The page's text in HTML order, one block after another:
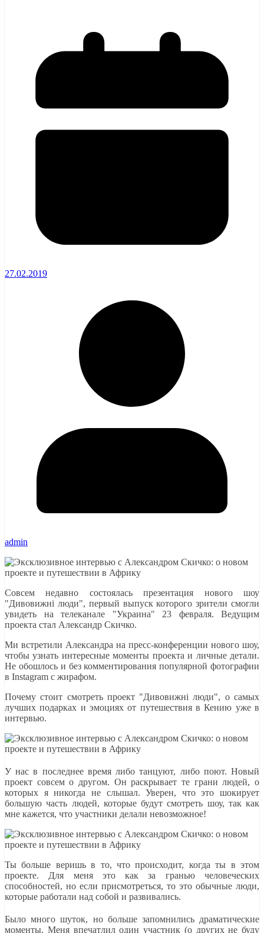
27.02.2019
admin
Совсем недавно состоялась презентация нового шоу
"Дивовижні люди", первый выпуск которого зрители смогли
увидеть на телеканале "Украина" 23 февраля. Ведущим
проекта стал Александр Скичко.
Ми встретили Александра на пресс-конференции нового шоу,
чтобы узнать интересные моменты проекта и личные детали.
Не обошлось и без комментирования популярной фотографии
в Instagram с жирафом.
Почему стоит смотреть проект "Дивовижні люди", о самых
лучших подарках и эмоциях от путешествия в Кению уже в
интервью.
У нас в последнее время либо танцуют, либо поют. Новый
проект совсем о другом. Он раскрывает те грани людей, о
которых я никогда не слышал. Уверен, что это шокирует
большую часть людей, которые будут смотреть шоу, так как
мне кажется, что участники делали невозможное!
Ты больше веришь в то, что происходит, когда ты в этом
проекте. Для меня это как за гранью человеческих
способностей, но если присмотреться, то это обычные люди,
которые работали над собой и развивались.
Было много шуток, но больше запомнились драматические
моменты. Меня впечатлил один участник (о других не буду